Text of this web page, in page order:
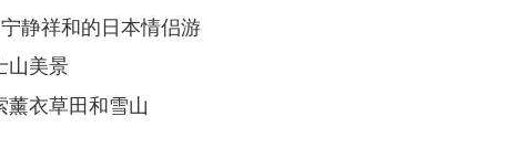
静祥和的日本情侣游
山美景
薰衣草田和雪山